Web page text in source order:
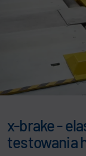
x-brake -
testowania